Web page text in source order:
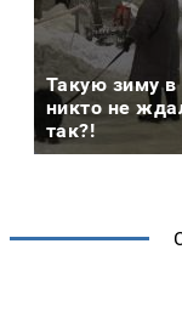
Такую зиму в
никто не
так?!